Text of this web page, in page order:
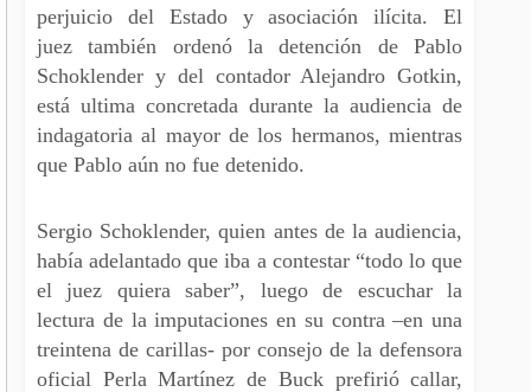
perjuicio del Estado y asociación ilícita. El
juez también ordenó la detención de Pablo
Schoklender y del contador Alejandro Gotkin,
está ultima concretada durante la audiencia de
indagatoria al mayor de los hermanos, mientras
que Pablo aún no fue detenido.
Sergio Schoklender, quien antes de la audiencia,
había adelantado que iba a contestar “todo lo que
el juez quiera saber”, luego de escuchar la
lectura de la imputaciones en su contra –en una
treintena de carillas- por consejo de la defensora
oficial Perla Martínez de Buck prefirió callar,